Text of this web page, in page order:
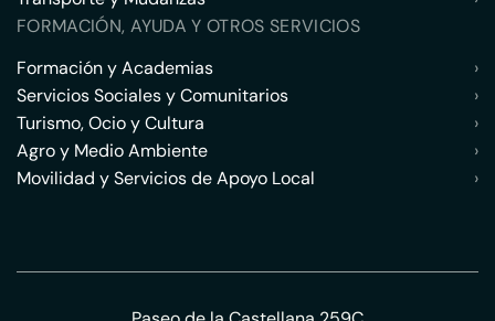
FORMACIÓN, AYUDA Y OTROS SERVICIOS
Formación y Academias
›
Servicios Sociales y Comunitarios
›
Turismo, Ocio y Cultura
›
Agro y Medio Ambiente
›
Movilidad y Servicios de Apoyo Local
›